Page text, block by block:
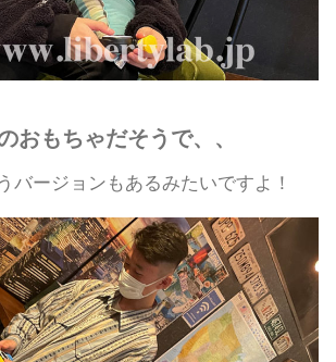
おもちゃだそうで、、
バージョンもあるみたいですよ！